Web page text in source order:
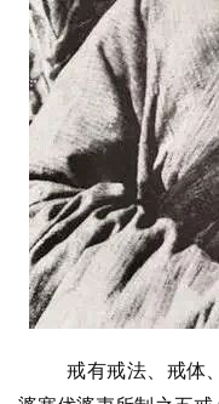
戒有戒法、戒体